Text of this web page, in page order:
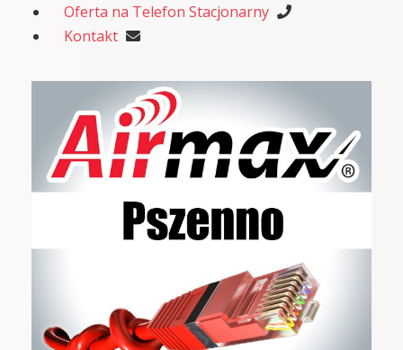
Oferta na Telefon Stacjonarny
Kontakt